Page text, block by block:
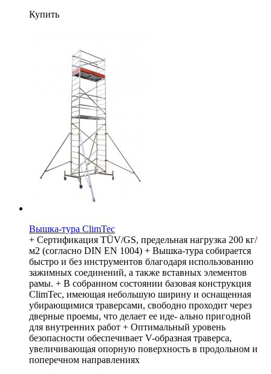
Купить
Вышка-тура ClimTec
+ Сертификация TÜV/GS, предельная нагрузка 200 кг/
м2 (согласно DIN EN 1004) + Вышка-тура собирается
быстро и без инструментов благодаря использованию
зажимных соединений, а также вставных элементов
рамы. + В собранном состоянии базовая конструкция
ClimTec, имеющая небольшую ширину и оснащенная
убирающимися траверсами, свободно проходит через
дверные проемы, что делает ее иде- ально пригодной
для внутренних работ + Оптимальный уровень
безопасности обеспечивает V-образная траверса,
увеличивающая опорную поверхность в продольном и
поперечном направлениях